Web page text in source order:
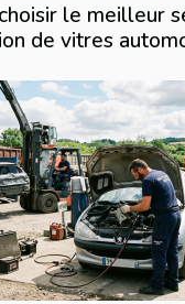
le meilleur
de vitres